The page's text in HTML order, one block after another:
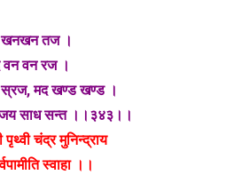
खनखन तज ।
वन वन रज ।
मद खण्ड खण्ड ।
साध सन्त ।।३४३।।
चंद्र मुनिन्द्राय
स्वाहा ।।